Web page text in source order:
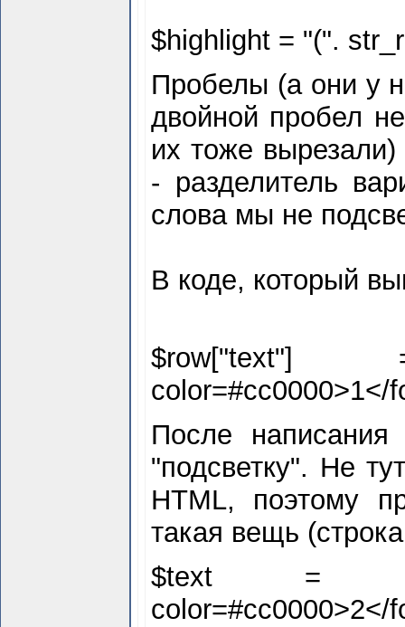
$highlight = "(".
Пробелы (а они у
двойной пробел
их тоже вырезали)
- разделитель
слова мы не
В коде, который
$row["text"]
color=#cc0000>1</
После
"подсветку". Не
HTML, поэтому
такая вещь
$text =
color=#cc0000>2</